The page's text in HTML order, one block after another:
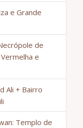
e Grande
de
e
Ali + Bairro
Templo de